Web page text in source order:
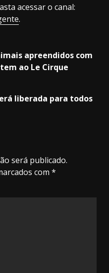
acessar o canal:
.
apreendidos com
ao Le Cirque
liberada para todos
será publicado.
com *